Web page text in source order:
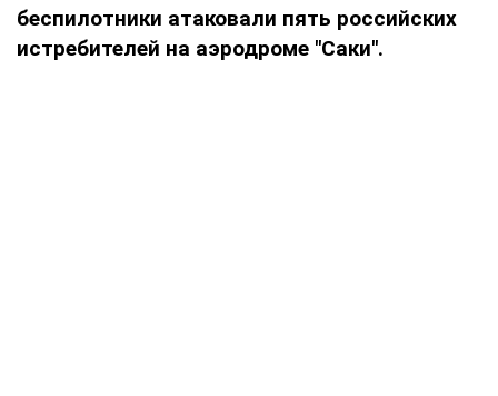
беспилотники атаковали пять российских
истребителей на аэродроме "Саки".